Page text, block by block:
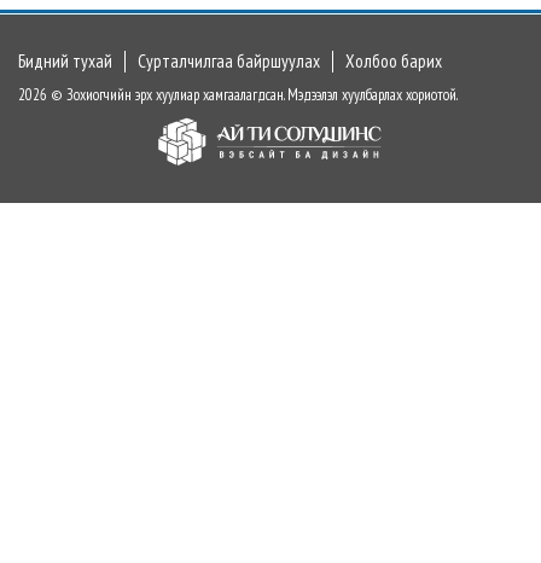
Бидний тухай Сурталчилгаа байршуулах Холбоо барих
2026 © Зохиогчийн эрх хуулиар хамгаалагдсан. Мэдээлэл хуулбарлах хориотой.